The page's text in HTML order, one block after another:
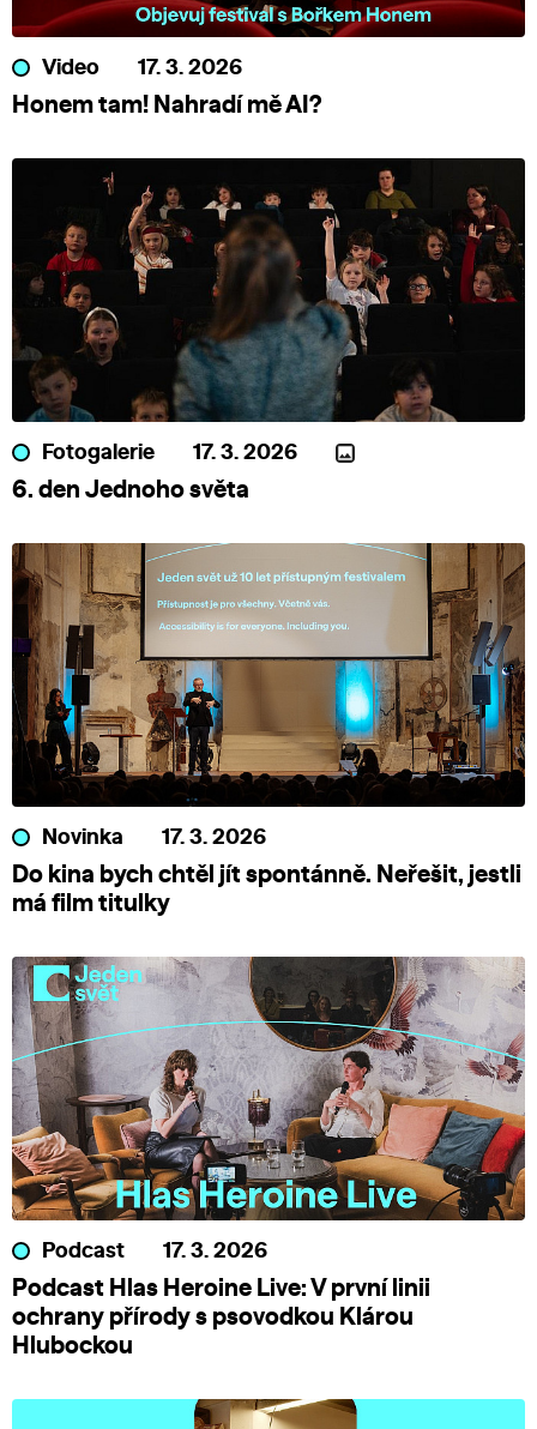
Video 17. 3. 2026
Honem tam! Nahradí mě AI?
Fotogalerie 17. 3. 2026
6. den Jednoho světa
Novinka 17. 3. 2026
Do kina bych chtěl jít spontánně. Neřešit, jestli
má film titulky
Podcast 17. 3. 2026
Podcast Hlas Heroine Live: V první linii
ochrany přírody s psovodkou Klárou
Hlubockou